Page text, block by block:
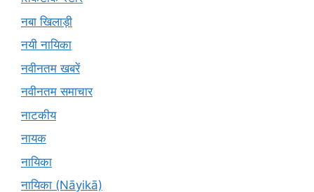
नबा खिलाड़ी
नयी नायिका
नवीनतम खबरें
नवीनतम समाचार
नाटकीय
नायक
नायिका
नायिका (Nāyikā)